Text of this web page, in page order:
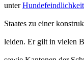
unterHundefeindlichkeit
Staates zu einer
leiden. Er gilt in vielen